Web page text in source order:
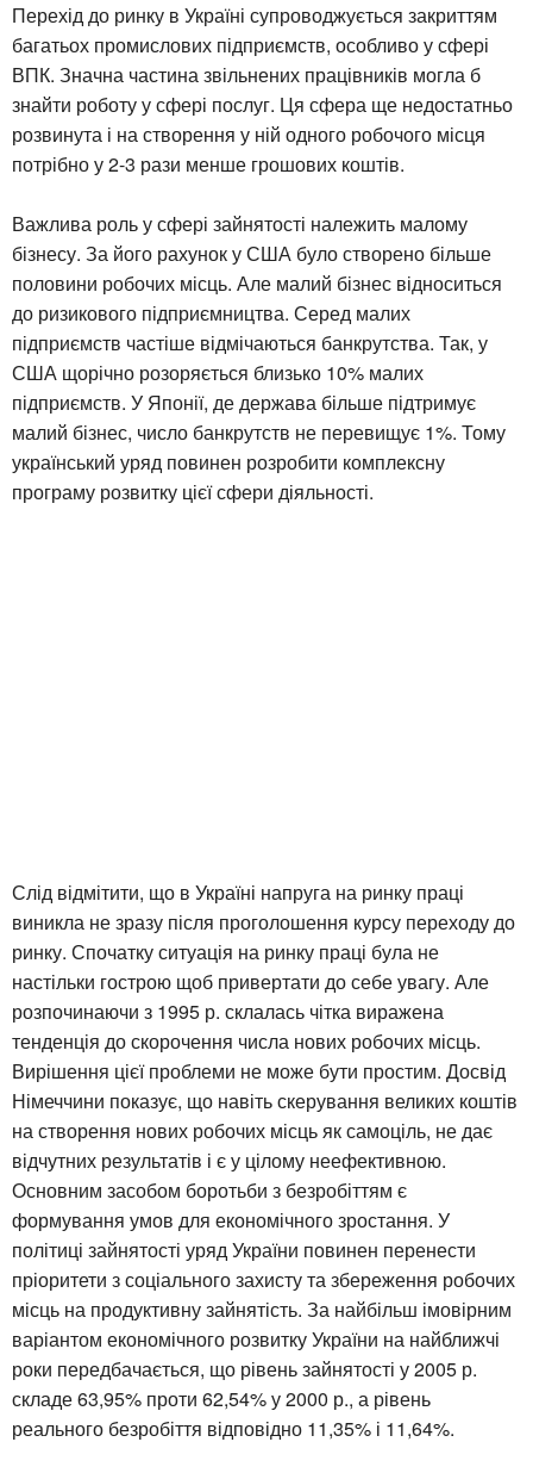
Перехід до ринку в Україні супроводжується закриттям
багатьох промислових підприємств, особливо у сфері
ВПК. Значна частина звільнених працівників могла б
знайти роботу у сфері послуг. Ця сфера ще недостатньо
розвинута і на створення у ній одного робочого місця
потрібно у 2-3 рази менше грошових коштів.
Важлива роль у сфері зайнятості належить малому
бізнесу. За його рахунок у США було створено більше
половини робочих місць. Але малий бізнес відноситься
до ризикового підприємництва. Серед малих
підприємств частіше відмічаються банкрутства. Так, у
США щорічно розоряється близько 10% малих
підприємств. У Японії, де держава більше підтримує
малий бізнес, число банкрутств не перевищує 1%. Тому
український уряд повинен розробити комплексну
програму розвитку цієї сфери діяльності.
Слід відмітити, що в Україні напруга на ринку праці
виникла не зразу після проголошення курсу переходу до
ринку. Спочатку ситуація на ринку праці була не
настільки гострою щоб привертати до себе увагу. Але
розпочинаючи з 1995 р. склалась чітка виражена
тенденція до скорочення числа нових робочих місць.
Вирішення цієї проблеми не може бути простим. Досвід
Німеччини показує, що навіть скерування великих коштів
на створення нових робочих місць як самоціль, не дає
відчутних результатів і є у цілому неефективною.
Основним засобом боротьби з безробіттям є
формування умов для економічного зростання. У
політиці зайнятості уряд України повинен перенести
пріоритети з соціального захисту та збереження робочих
місць на продуктивну зайнятість. За найбільш імовірним
варіантом економічного розвитку України на найближчі
роки передбачається, що рівень зайнятості у 2005 р.
складе 63,95% проти 62,54% у 2000 р., а рівень
реального безробіття відповідно 11,35% і 11,64%.